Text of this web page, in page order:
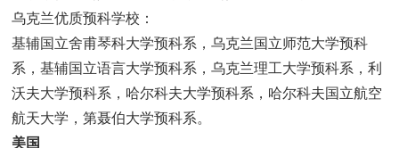
乌克兰优质预科学校：
基辅国立舍甫琴科大学预科系，乌克兰国立师范大学预科
系，基辅国立语言大学预科系，乌克兰理工大学预科系，利
沃夫大学预科系，哈尔科夫大学预科系，哈尔科夫国立航空
航天大学，第聂伯大学预科系。
美国